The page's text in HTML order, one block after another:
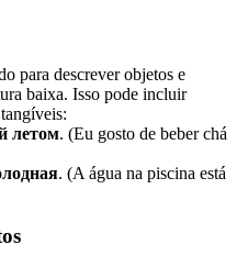
para descrever objetos e
baixa. Isso pode incluir
летом. (Eu gosto de beber chá
. (A água na piscina está